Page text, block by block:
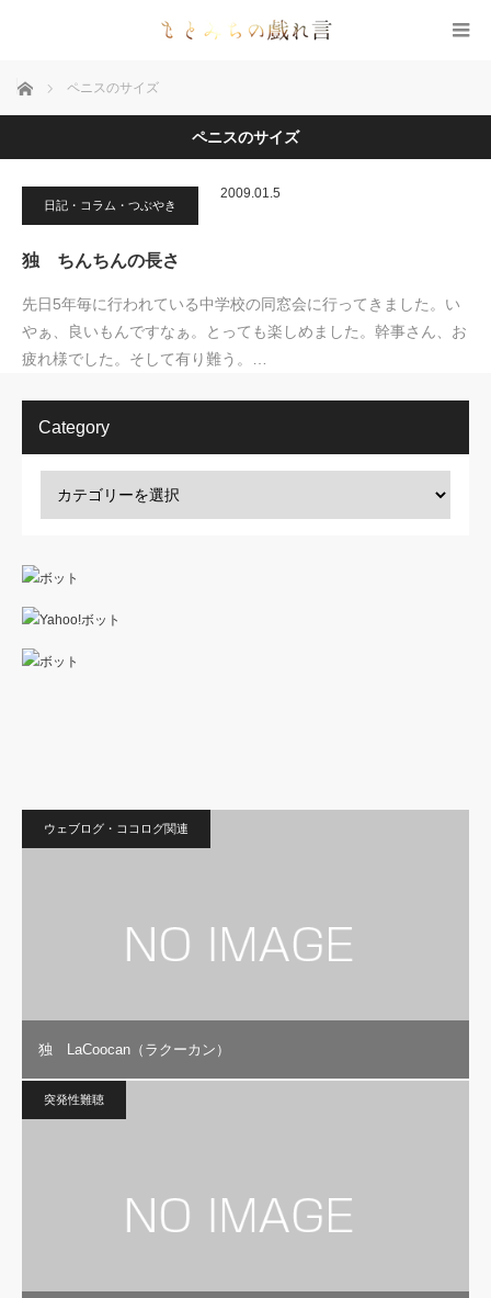
ホーム ペニスのサイズ
ペニスのサイズ
日記・コラム・つぶやき
2009.01.5
独 ちんちんの長さ
先日5年毎に行われている中学校の同窓会に行ってきました。い
やぁ、良いもんですなぁ。とっても楽しめました。幹事さん、お
疲れ様でした。そして有り難う。…
Category
ウェブログ・ココログ関連
独 LaCoocan（ラクーカン）
突発性難聴